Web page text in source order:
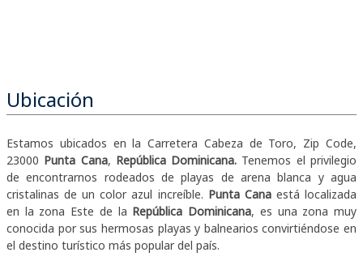
Ubicación
Estamos ubicados en la Carretera Cabeza de Toro, Zip Code,
23000 Punta Cana, República Dominicana. Tenemos el privilegio
de encontrarnos rodeados de playas de arena blanca y agua
cristalinas de un color azul increíble. Punta Canaestá localizada
en la zona Este de la República Dominicana, es una zona muy
conocida por sus hermosas playas y balnearios convirtiéndose en
el destino turístico más popular del país.